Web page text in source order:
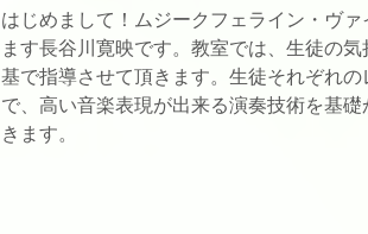
はじめまして！ムジークフェライン・ヴ
ます長谷川寛映です。教室では、生徒の
基で指導させて頂きます。生徒それぞれ
で、高い音楽表現が出来る演奏技術を基
きます。